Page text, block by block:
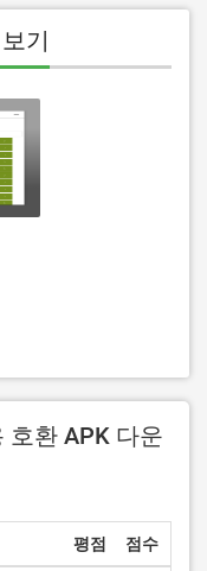
기
호환 APK 다운
평점 점수